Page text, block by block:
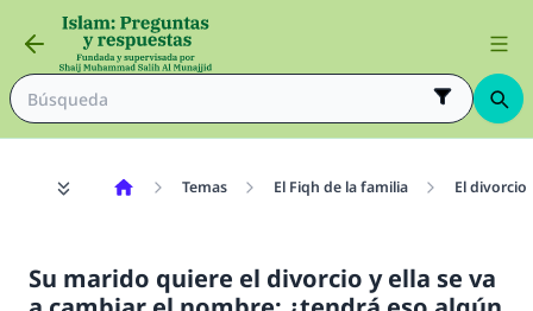
Temas El Fiqh de la familia El divorcio
Su marido quiere el divorcio y ella se va